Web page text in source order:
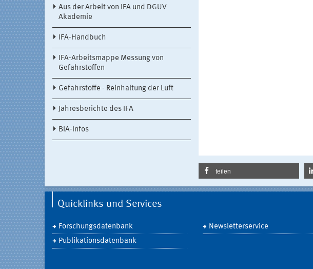
Aus der Arbeit von IFA und DGUV
Akademie
IFA-Handbuch
IFA-Arbeitsmappe Messung von
Gefahrstoffen
Gefahrstoffe - Reinhaltung der Luft
Jahresberichte des IFA
BIA-Infos
teilen
Quicklinks und Services
Forschungsdatenbank
Publikationsdatenbank
Newsletterservice